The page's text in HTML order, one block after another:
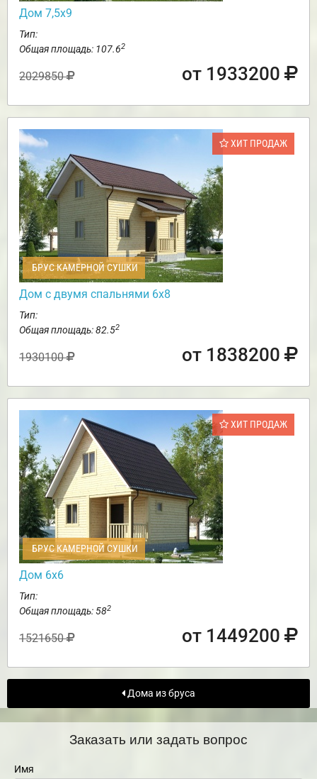
Дом 7,5х9
Тип:
Общая площадь: 107.62
2029850 от 1933200
ХИТ ПРОДАЖ
БРУС КАМЕРНОЙ СУШКИ
Дом с двумя спальнями 6х8
Тип:
Общая площадь: 82.52
1930100 от 1838200
ХИТ ПРОДАЖ
БРУС КАМЕРНОЙ СУШКИ
Дом 6х6
Тип:
Общая площадь: 582
1521650 от 1449200
Дома из бруса
Заказать или задать вопрос
Имя